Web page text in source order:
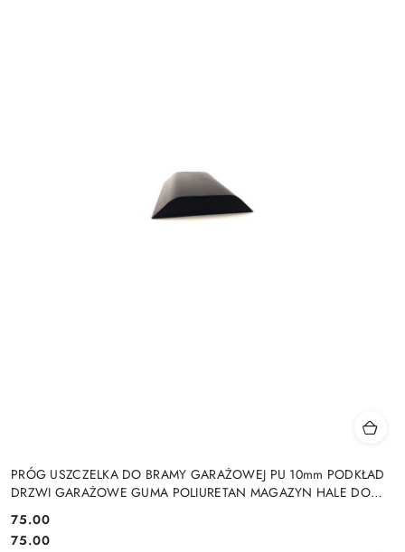
PRÓG USZCZELKA DO BRAMY GARAŻOWEJ PU 10mm PODKŁAD
DRZWI GARAŻOWE GUMA POLIURETAN MAGAZYN HALE DO
Cena:
75.00
Cena:
75.00